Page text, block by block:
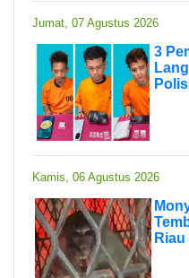
Jumat, 07 Agustus 2026
3
Kamis, 06 Agustus 2026